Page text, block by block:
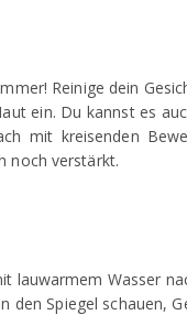
Reinige dein
ein. Du kannst es
mit kreisenden
noch verstärkt.
lauwarmem Wasser
den Spiegel schauen,